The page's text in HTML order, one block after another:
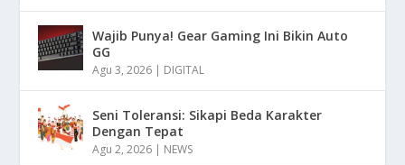
Wajib Punya! Gear Gaming Ini Bikin Auto
GG
Agu 3, 2026 | DIGITAL
Seni Toleransi: Sikapi Beda Karakter
Dengan Tepat
Agu 2, 2026 | NEWS